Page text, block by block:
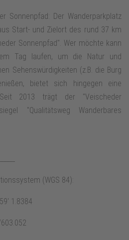
Sonnenpfad: Der Wanderparkplatz
Start- und Zielort des rund 37 km
Sonnenpfad". Wer möchte kann
Tag laufen, um die Natur und
Sehenswürdigkeiten (z.B. die Burg
bietet sich hingegen eine
Seit 2013 trägt der "Veischeder
"Qualitätsweg Wanderbares
(WGS 84):
1.8384